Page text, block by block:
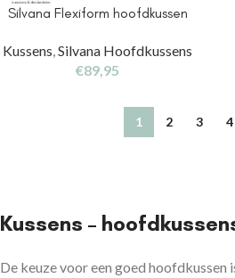
Silvana Flexiform hoofdkussen
Kussens,Silvana Hoofdkussens
€89,95
1 2 3 4
Kussens –
De keuze voor een goed hoofdkussen